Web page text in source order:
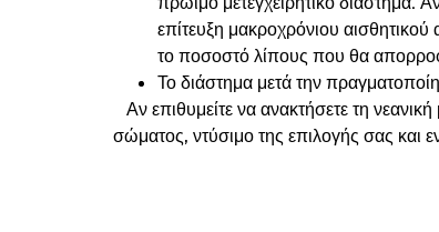
επίτευξη μακροχρόνιου
το ποσοστό λίπους που θα
Το διάστημα μετά την
Αν επιθυμείτε να ανακτήσετε τη
σώματος, ντύσιμο της επιλογής σας και